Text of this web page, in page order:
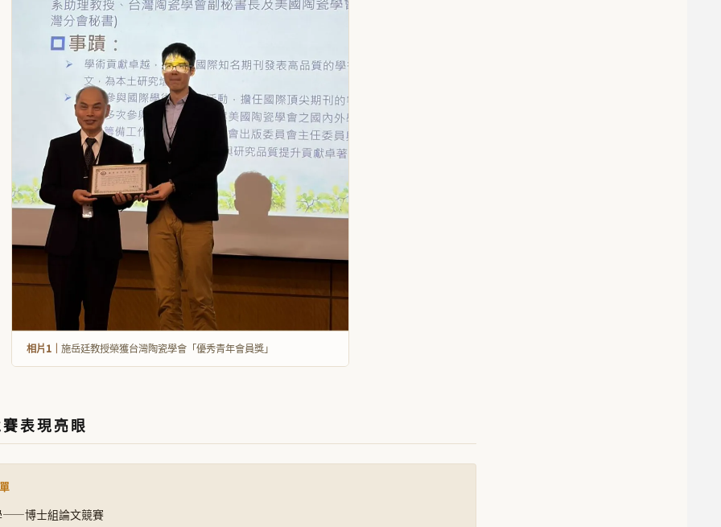
相片1｜ 施岳廷教授榮獲台灣陶瓷學會「優秀青年會員獎」
表現亮眼
——博士組論文競賽